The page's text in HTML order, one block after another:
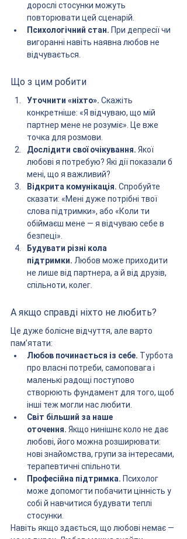
дорослі стосунки можуть
повторювати цей сценарій.
Психологічний стан. При депресії чи
вигоранні навіть наявна любов не
відчувається.
Що з цим робити
Уточнити «ніхто». Скажіть
конкретніше: «Я відчуваю, що мій
партнер мене не розуміє». Це вже
точка для розмови.
Дослідити свої очікування. Якої
любові я потребую? Які дії показали б
мені, що я важливий?
Відкрита комунікація. Спробуйте
сказати: «Мені дуже потрібні твої
слова підтримки», або «Коли ти
обіймаєш мене — я відчуваю себе в
безпеці».
Будувати різні кола
підтримки. Любов може приходити
не лише від партнера, а й від друзів,
спільноти, колег.
А якщо справді ніхто не любить?
Це дуже болісне відчуття, але варто
пам’ятати:
Любов починається із себе. Турбота
про власні потреби, самоповага і
маленькі радощі поступово
створюють фундамент для того, щоб
інші теж могли нас любити.
Світ більший за наше
оточення. Якщо нинішнє коло не дає
любові, його можна розширювати:
нові знайомства, групи за інтересами,
терапевтичні спільноти.
Професійна підтримка. Психолог
може допомогти побачити цінність у
собі й навчитися будувати теплі
стосунки.
Навіть якщо здається, що любові немає —